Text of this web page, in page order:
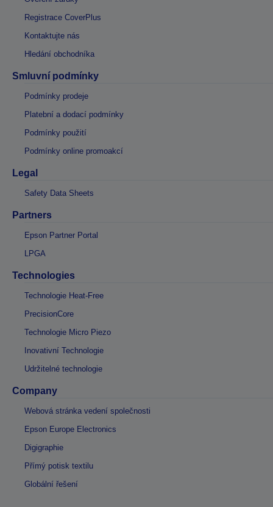
Registrace CoverPlus
Kontaktujte nás
Hledání obchodníka
Smluvní podmínky
Podmínky prodeje
Platební a dodací podmínky
Podmínky použití
Podmínky online promoakcí
Legal
Safety Data Sheets
Partners
Epson Partner Portal
LPGA
Technologies
Technologie Heat-Free
PrecisionCore
Technologie Micro Piezo
Inovativní Technologie
Udržitelné technologie
Company
Webová stránka vedení společnosti
Epson Europe Electronics
Digigraphie
Přímý potisk textilu
Globální řešení